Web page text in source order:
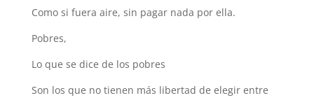
Como si fuera aire, sin pagar nada por ella.
Pobres,
Lo que se dice de los pobres
Son los que no tienen más libertad de elegir entre